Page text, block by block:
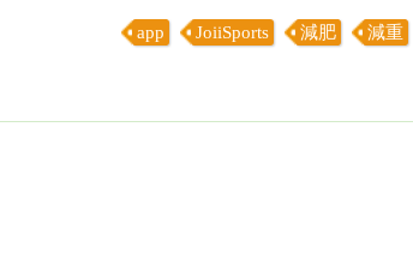
app JoiiSports 減肥 減重